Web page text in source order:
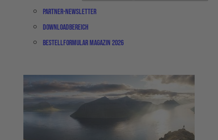
Partner-Newsletter
Downloadbereich
Bestellformular Magazin 2026